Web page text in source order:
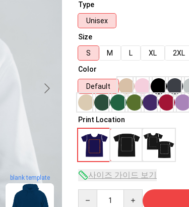
blank template
Type
Unisex
Size
S
M L XL 2XL
Color
Default
Print Location
사이즈 가이드 보기